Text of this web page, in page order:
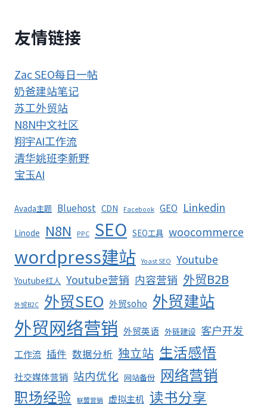
友情链接
Zac SEO每日一帖
奶爸建站笔记
苏工外贸站
N8N中文社区
翔宇AI工作流
清华姚班李新野
宝玉AI
Avada主题 Bluehost CDN Facebook GEO Linkedin
Linode N8N PPC SEO SEO工具 woocommerce
wordpress建站 Yoast SEO Youtube
Youtube红人 Youtube营销 内容营销 外贸B2B
外贸B2C 外贸SEO 外贸soho 外贸建站
外贸网络营销 外贸英语 外链建设 客户开发
工作流 插件 数据分析 独立站 生活感悟
社交媒体营销 站内优化 网站备份 网络营销
职场经验 联盟营销 虚拟主机 读书分享